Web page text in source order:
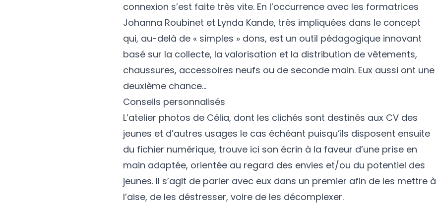
connexion s’est faite très vite. En l’occurrence avec les formatrices
Johanna Roubinet et Lynda Kande, très impliquées dans le concept
qui, au-delà de « simples » dons, est un outil pédagogique innovant
basé sur la collecte, la valorisation et la distribution de vêtements,
chaussures, accessoires neufs ou de seconde main. Eux aussi ont une
deuxième chance…
Conseils personnalisés
L’atelier photos de Célia, dont les clichés sont destinés aux CV des
jeunes et d’autres usages le cas échéant puisqu’ils disposent ensuite
du fichier numérique, trouve ici son écrin à la faveur d’une prise en
main adaptée, orientée au regard des envies et/ou du potentiel des
jeunes. Il s’agit de parler avec eux dans un premier afin de les mettre à
l’aise, de les déstresser, voire de les décomplexer.